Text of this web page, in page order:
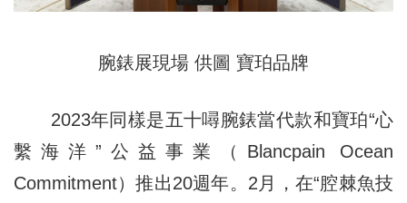
腕錶展現場 供圖 寶珀品牌
2023年同樣是五十噚腕錶當代款和寶珀“心
繫海洋”公益事業（Blancpain Ocean
Commitment）推出20週年。2月，在“腔棘魚技